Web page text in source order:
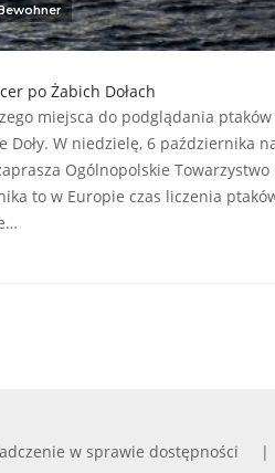
po Żabich Dołach
miejsca do podglądania ptaków
Doły. W niedzielę, 6 października
Ogólnopolskie Towarzystwo
to w Europie czas liczenia
w sprawie dostępności